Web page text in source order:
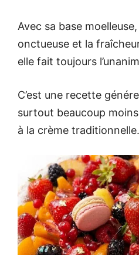
Avec sa base
onctueuse et la
elle fait toujours
C’est une recette
surtout beaucoup moins
à la crème traditionnelle.